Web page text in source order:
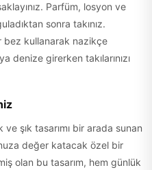
Parfüm, losyon ve
sonra takınız.
bez kullanarak nazikçe
denize girerken takılarınızı
şık tasarımı bir arada sunan
değer katacak özel bir
olan bu tasarım, hem günlük